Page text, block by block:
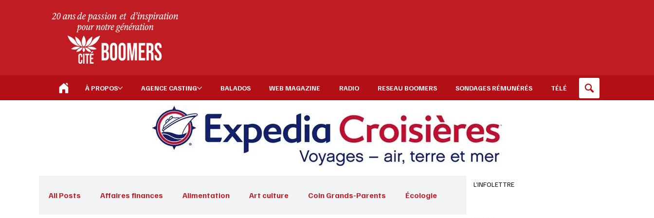
À PROPOS AGENCE CASTING BALADOS WEB MAGAZINE RADIO RESEAU BOOMERS SONDAGES RÉMUNÉRÉS TÉLÉ
All Posts Affaires finances Alimentation Art culture Coin Grands-Parents Écologie
L’INFOLETTRE